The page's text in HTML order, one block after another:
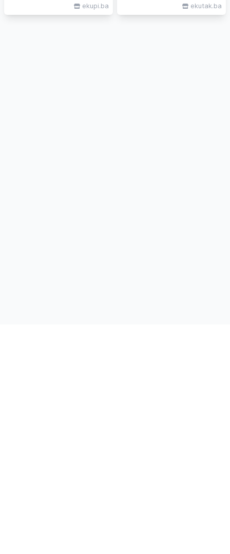
ekupi.ba ekutak.ba